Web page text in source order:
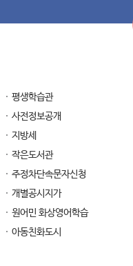
평생학습관
사전정보공개
지방세
작은도서관
주정차단속문자신청
개별공시지가
원어민 화상영어학습
아동친화도시